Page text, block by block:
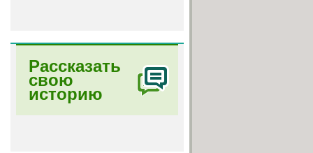
Рассказать
свою
историю